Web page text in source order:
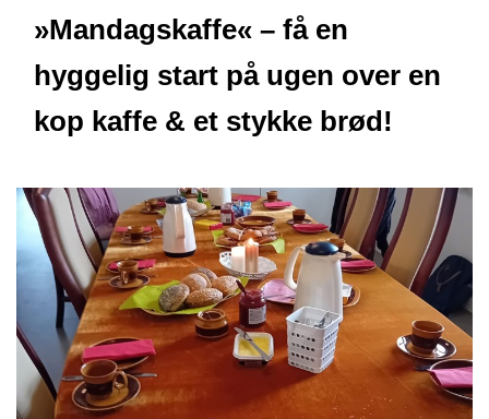
»Mandagskaffe« – få en
hyggelig start på ugen over en
kop kaffe & et stykke brød!